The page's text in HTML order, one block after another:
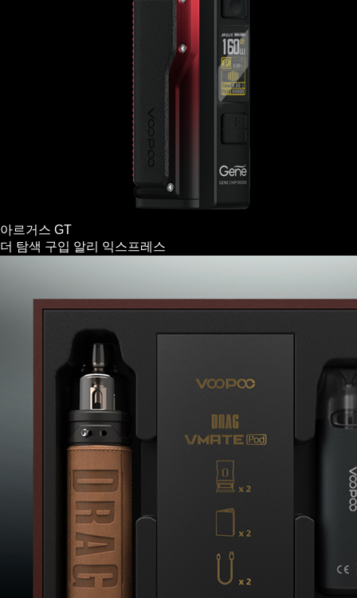
아르거스 GT
더 탐색 구입 알리 익스프레스